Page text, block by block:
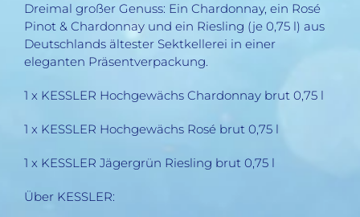
Dreimal großer Genuss: Ein Chardonnay, ein Rosé
Pinot & Chardonnay und ein Riesling (je 0,75 l) aus
Deutschlands ältester Sektkellerei in einer
eleganten Präsentverpackung.
1 x KESSLER Hochgewächs Chardonnay brut 0,75 l
1 x KESSLER Hochgewächs Rosé brut 0,75 l
1 x KESSLER Jägergrün Riesling brut 0,75 l
Über KESSLER: